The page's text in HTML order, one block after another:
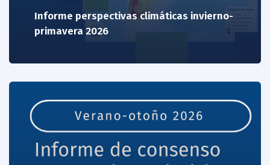
Informe perspectivas climáticas invierno-
primavera 2026